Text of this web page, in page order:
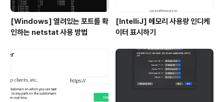
[Windows] 열려있는 포트를 확
인하는 netstat 사용 방법
[IntelliJ] 메모리 사용량 인디케
이터 표시하기